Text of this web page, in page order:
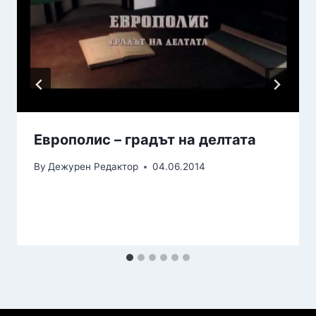
Европолис – градът на делтата
By Дежурен Редактор 04.06.2014